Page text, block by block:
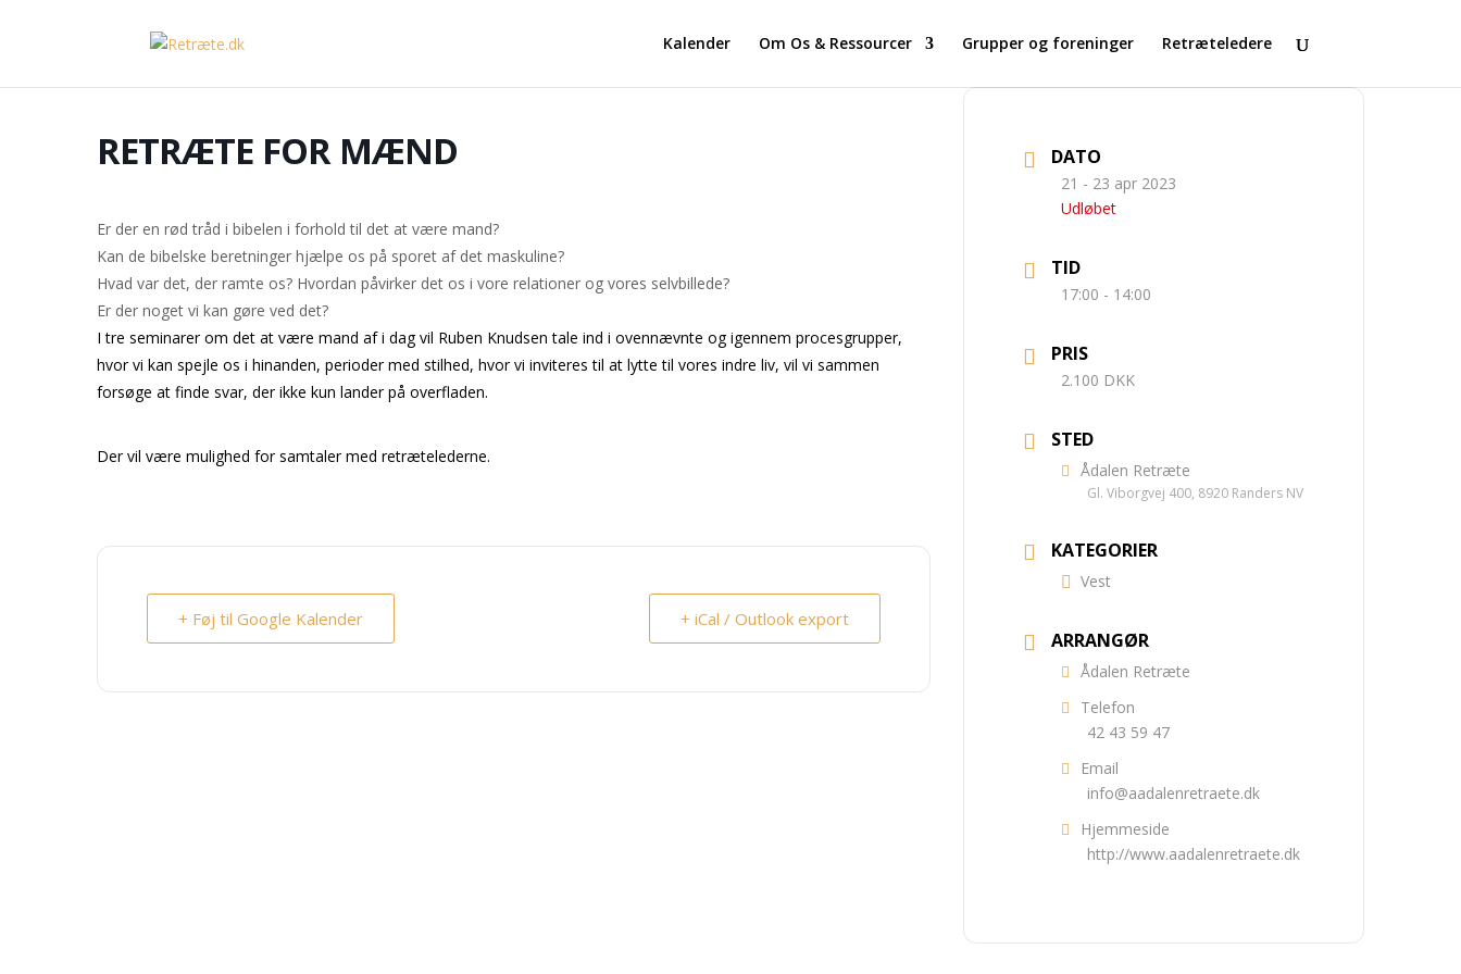
Kalender Om Os & Ressourcer Grupper og foreninger Retræteledere
RETRÆTE FOR MÆND
Er der en rød tråd i bibelen i forhold til det at være mand?
Kan de bibelske beretninger hjælpe os på sporet af det maskuline?
Hvad var det, der ramte os? Hvordan påvirker det os i vore relationer og vores selvbillede?
Er der noget vi kan gøre ved det?
I tre seminarer om det at være mand af i dag vil Ruben Knudsen tale ind i ovennævnte og igennem procesgrupper,
hvor vi kan spejle os i hinanden, perioder med stilhed, hvor vi inviteres til at lytte til vores indre liv, vil vi sammen
forsøge at finde svar, der ikke kun lander på overfladen.
Der vil være mulighed for samtaler med retrætelederne.
+ Føj til Google Kalender + iCal / Outlook export
DATO
21 - 23 apr 2023
Udløbet
TID
17:00 - 14:00
PRIS
2.100 DKK
STED
Ådalen Retræte
Gl. Viborgvej 400, 8920 Randers NV
KATEGORIER
Vest
ARRANGØR
Ådalen Retræte
Telefon
42 43 59 47
Email
info@aadalenretraete.dk
Hjemmeside
http://www.aadalenretraete.dk